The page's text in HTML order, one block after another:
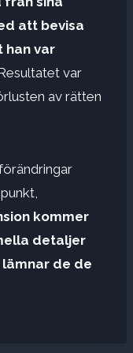
att bevisa
var
var
av rätten
kommer
detaljer
de de